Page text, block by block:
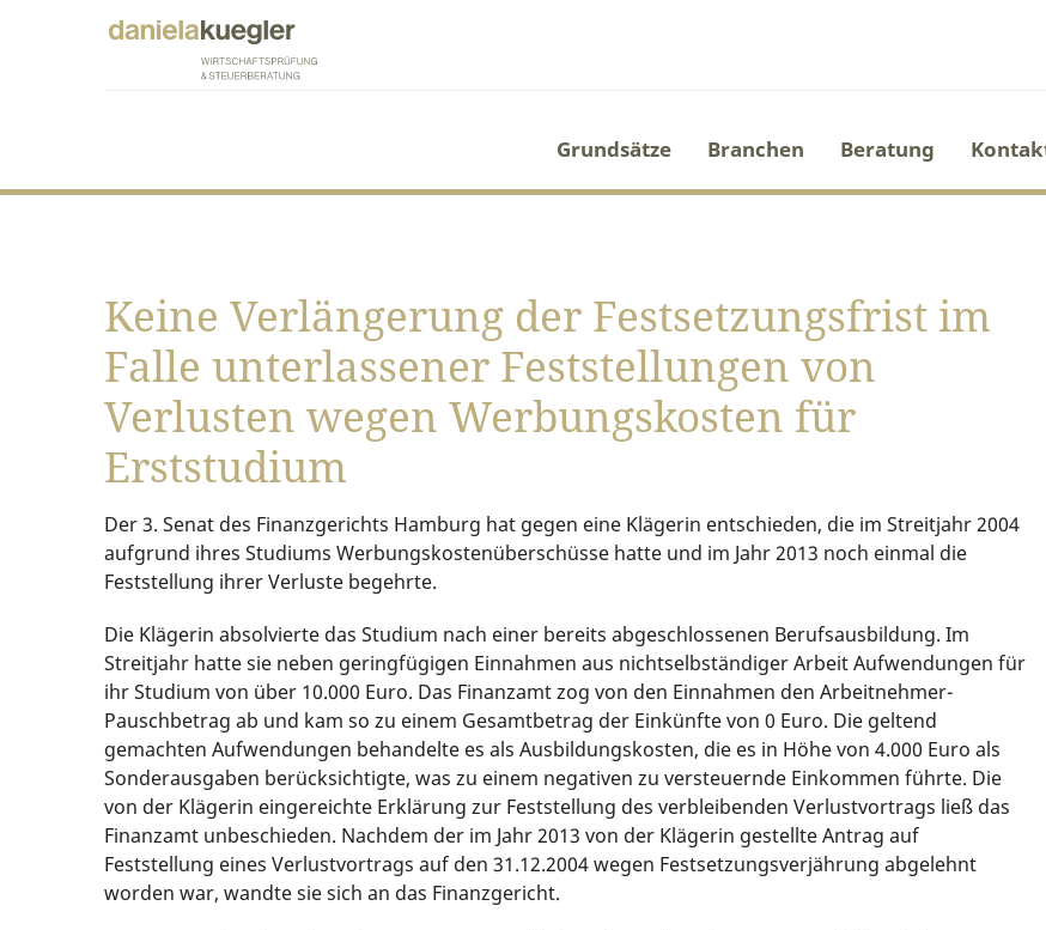
Grundsätze Branchen Beratung
Keine Verlängerung der Festsetzungsfrist im
Falle unterlassener Feststellungen von
Verlusten wegen Werbungskosten für
Erststudium
Der 3. Senat des Finanzgerichts Hamburg hat gegen eine Klägerin entschieden, die im Streitjahr 2004
aufgrund ihres Studiums Werbungskostenüberschüsse hatte und im Jahr 2013 noch einmal die
Feststellung ihrer Verluste begehrte.
Die Klägerin absolvierte das Studium nach einer bereits abgeschlossenen Berufsausbildung. Im
Streitjahr hatte sie neben geringfügigen Einnahmen aus nichtselbständiger Arbeit Aufwendungen für
ihr Studium von über 10.000 Euro. Das Finanzamt zog von den Einnahmen den Arbeitnehmer-
Pauschbetrag ab und kam so zu einem Gesamtbetrag der Einkünfte von 0 Euro. Die geltend
gemachten Aufwendungen behandelte es als Ausbildungskosten, die es in Höhe von 4.000 Euro als
Sonderausgaben berücksichtigte, was zu einem negativen zu versteuernde Einkommen führte. Die
von der Klägerin eingereichte Erklärung zur Feststellung des verbleibenden Verlustvortrags ließ das
Finanzamt unbeschieden. Nachdem der im Jahr 2013 von der Klägerin gestellte Antrag auf
Feststellung eines Verlustvortrags auf den 31.12.2004 wegen Festsetzungsverjährung abgelehnt
worden war, wandte sie sich an das Finanzgericht.